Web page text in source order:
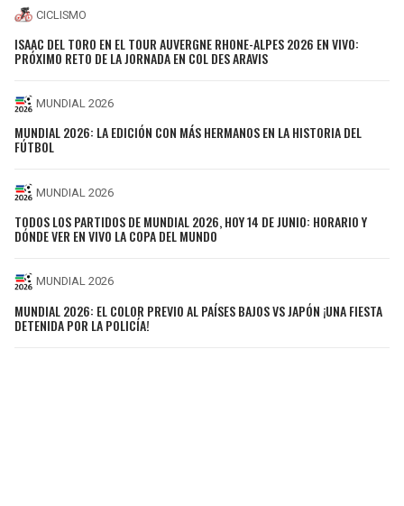
CICLISMO
ISAAC DEL TORO EN EL TOUR AUVERGNE RHONE-ALPES 2026 EN VIVO:
PRÓXIMO RETO DE LA JORNADA EN COL DES ARAVIS
MUNDIAL 2026
MUNDIAL 2026: LA EDICIÓN CON MÁS HERMANOS EN LA HISTORIA DEL
FÚTBOL
MUNDIAL 2026
TODOS LOS PARTIDOS DE MUNDIAL 2026, HOY 14 DE JUNIO: HORARIO Y
DÓNDE VER EN VIVO LA COPA DEL MUNDO
MUNDIAL 2026
MUNDIAL 2026: EL COLOR PREVIO AL PAÍSES BAJOS VS JAPÓN ¡UNA FIESTA
DETENIDA POR LA POLICÍA!